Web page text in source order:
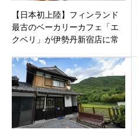
【日本初上陸】フィンランド
最古のベーカリーカフェ「エ
クベリ」が伊勢丹新宿店に常
ロールを東京で